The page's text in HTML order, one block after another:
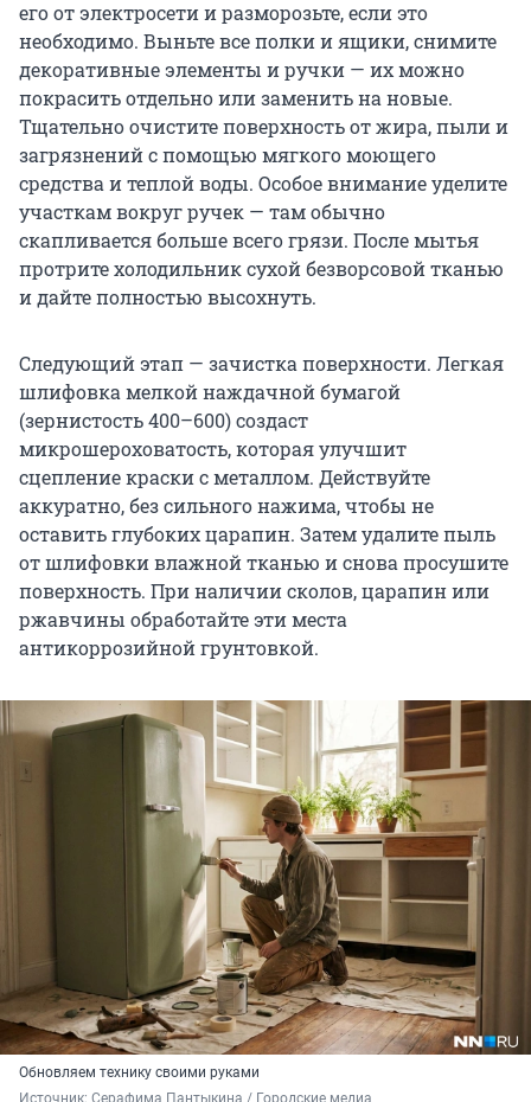
его от электросети и разморозьте, если это
необходимо. Выньте все полки и ящики, снимите
декоративные элементы и ручки — их можно
покрасить отдельно или заменить на новые.
Тщательно очистите поверхность от жира, пыли и
загрязнений с помощью мягкого моющего
средства и теплой воды. Особое внимание уделите
участкам вокруг ручек — там обычно
скапливается больше всего грязи. После мытья
протрите холодильник сухой безворсовой тканью
и дайте полностью высохнуть.
Следующий этап — зачистка поверхности. Легкая
шлифовка мелкой наждачной бумагой
(зернистость 400–600) создаст
микрошероховатость, которая улучшит
сцепление краски с металлом. Действуйте
аккуратно, без сильного нажима, чтобы не
оставить глубоких царапин. Затем удалите пыль
от шлифовки влажной тканью и снова просушите
поверхность. При наличии сколов, царапин или
ржавчины обработайте эти места
антикоррозийной грунтовкой.
Обновляем технику своими руками